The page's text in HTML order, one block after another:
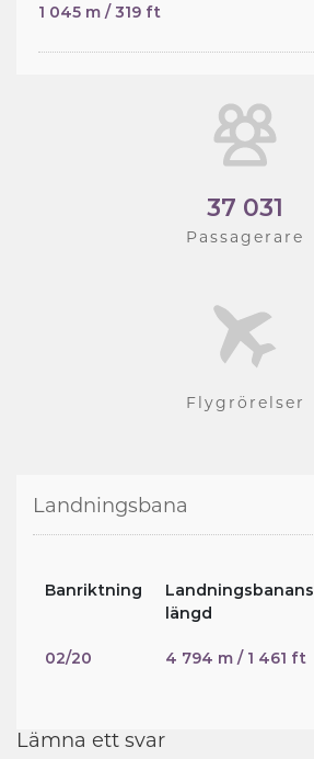
1 045 m / 319 ft
37 031
Passagerare
Flygrörelser
Landningsbana
Banriktning
Landningsbanans
längd
02/20 4 794 m / 1 461 ft
Lämna ett svar